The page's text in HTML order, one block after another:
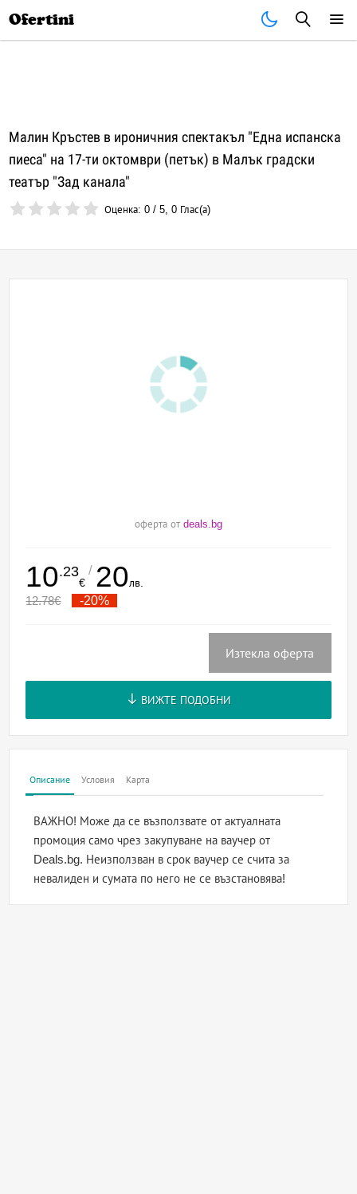
Ofertini
Малин Кръстев в ироничния спектакъл "Една испанска
пиеса" на 17-ти октомври (петък) в Малък градски
театър "Зад канала"
Оценка:0 /5,0 Глас(а)
оферта от deals.bg
10.23
€
/ 20лв.
12.78€ -20%
Изтекла оферта
ВИЖТЕ ПОДОБНИ
Описание Условия Карта
ВАЖНО! Може да се възползвате от актуалната
промоция само чрез закупуване на ваучер от
Deals.bg. Неизползван в срок ваучер се счита за
невалиден и сумата по него не се възстановява!